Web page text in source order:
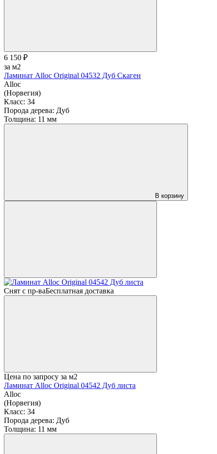
6 150 ₽
за м2
Ламинат Alloc Original 04532 Дуб Скаген
Alloc
(Норвегия)
Класс: 34
Порода дерева: Дуб
Толщина: 11 мм
В корзину
Снят с пр-ваБесплатная доставка
Цена по запросу за м2
Ламинат Alloc Original 04542 Дуб листа
Alloc
(Норвегия)
Класс: 34
Порода дерева: Дуб
Толщина: 11 мм